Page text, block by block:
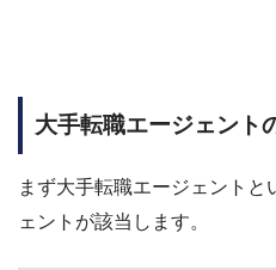
大手転職エージェント
まず大手転職エージェント
ェントが該当します。